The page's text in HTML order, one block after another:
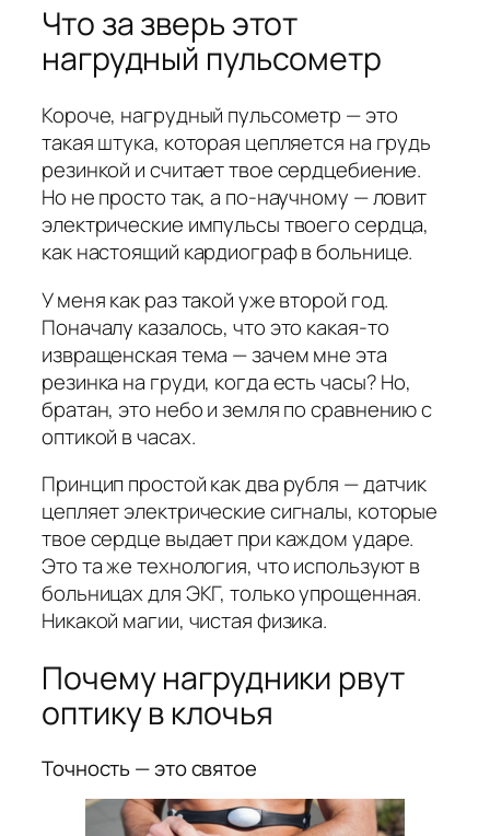
Что за зверь этот
нагрудный пульсометр
Короче, нагрудный пульсометр — это
такая штука, которая цепляется на грудь
резинкой и считает твое сердцебиение.
Но не просто так, а по-научному — ловит
электрические импульсы твоего сердца,
как настоящий кардиограф в больнице.
У меня как раз такой уже второй год.
Поначалу казалось, что это какая-то
извращенская тема — зачем мне эта
резинка на груди, когда есть часы? Но,
братан, это небо и земля по сравнению с
оптикой в часах.
Принцип простой как два рубля — датчик
цепляет электрические сигналы, которые
твое сердце выдает при каждом ударе.
Это та же технология, что используют в
больницах для ЭКГ, только упрощенная.
Никакой магии, чистая физика.
Почему нагрудники рвут
оптику в клочья
Точность — это святое